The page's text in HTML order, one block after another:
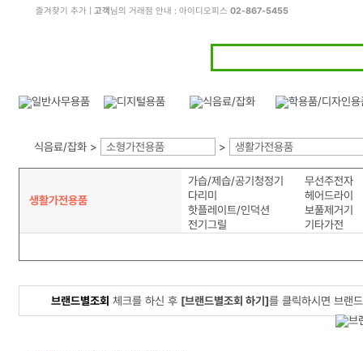
즐겨찾기 추가| 고객님의 거래점 안내 : 아이디오피스 02-867-5455
식음료/잡화 > 소형가전용품 > 생활가전용품
생활가전용품
가습/제습/공기청정기
무선주전자
다리미
헤어드라이
핫플레이트/인덕션
보풀제거기
전기그릴
기타가전
브랜드별조회 체크를 하신 후 [브랜드별조회 하기]를 클릭하시면 브랜